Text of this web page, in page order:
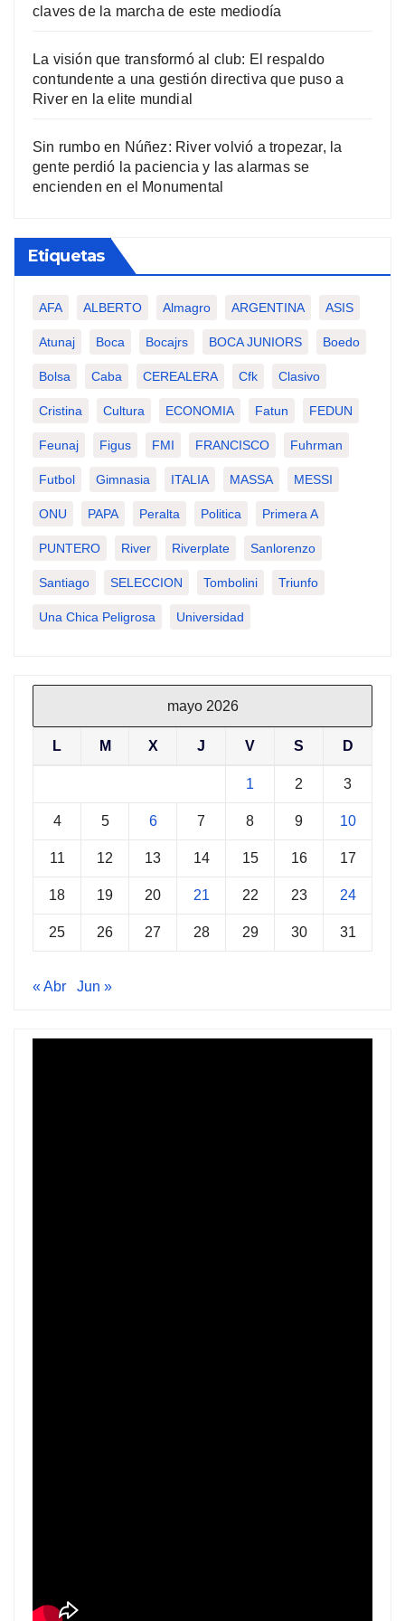
claves de la marcha de este mediodía
La visión que transformó al club: El respaldo
contundente a una gestión directiva que puso a
River en la elite mundial
Sin rumbo en Núñez: River volvió a tropezar, la
gente perdió la paciencia y las alarmas se
encienden en el Monumental
Etiquetas
AFA ALBERTO Almagro ARGENTINA ASIS
Atunaj Boca Bocajrs BOCA JUNIORS Boedo
Bolsa Caba CEREALERA Cfk Clasivo
Cristina Cultura ECONOMIA Fatun FEDUN
Feunaj Figus FMI FRANCISCO Fuhrman
Futbol Gimnasia ITALIA MASSA MESSI
ONU PAPA Peralta Politica Primera A
PUNTERO River Riverplate Sanlorenzo
Santiago SELECCION Tombolini Triunfo
Una Chica Peligrosa Universidad
mayo 2026
L M X J V S D
1 2 3
4 5 6 7 8 9 10
11 12 13 14 15 16 17
18 19 20 21 22 23 24
25 26 27 28 29 30 31
« Abr Jun »